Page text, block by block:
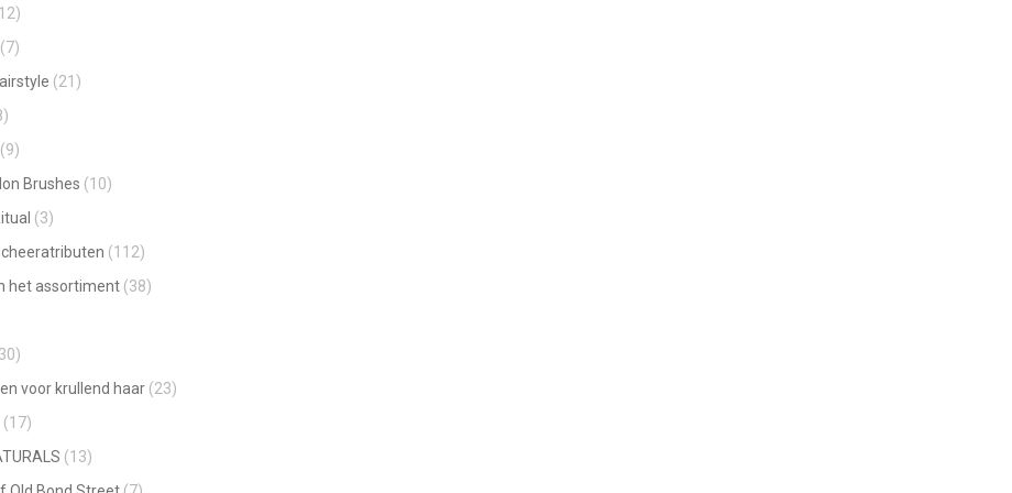
(7)
(21)
(9)
Brushes (10)
(3)
(112)
het assortiment (38)
voor krullend haar (23)
(17)
(13)